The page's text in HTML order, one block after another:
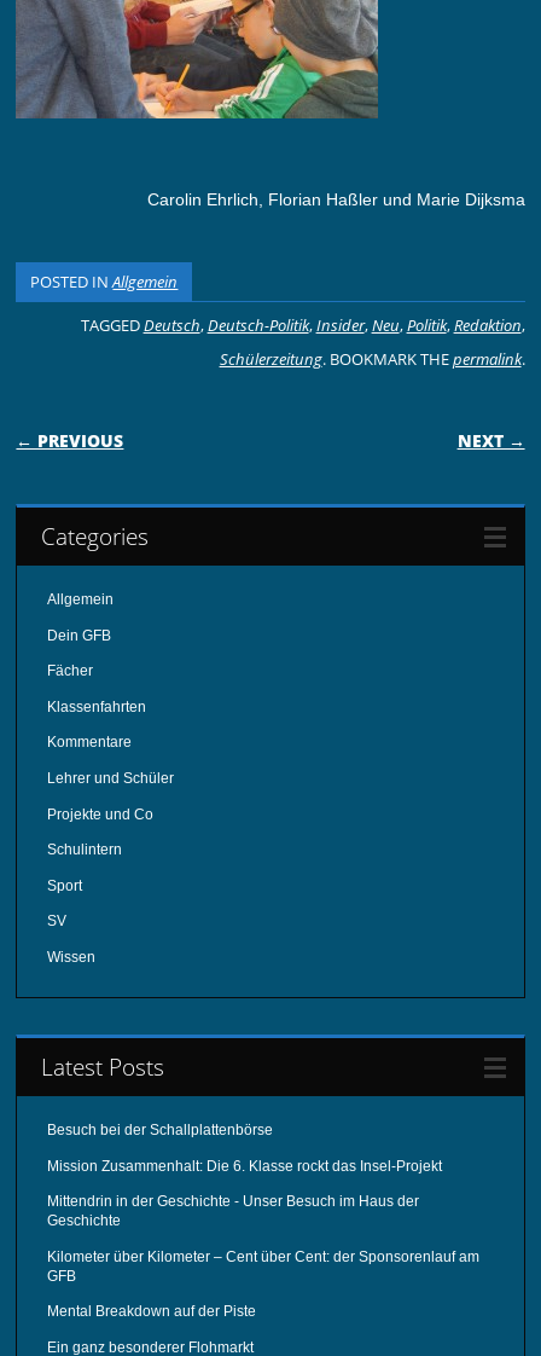
Carolin Ehrlich, Florian Haßler und Marie Dijksma
POSTED INAllgemein
TAGGEDDeutsch,Deutsch-Politik,Insider,Neu,Politik,Redaktion,
Schülerzeitung. BOOKMARK THEpermalink.
POST NAVIGATION
← PREVIOUS NEXT →
Categories
Allgemein
Dein GFB
Fächer
Klassenfahrten
Kommentare
Lehrer und Schüler
Projekte und Co
Schulintern
Sport
SV
Wissen
Latest Posts
Besuch bei der Schallplattenbörse
Mission Zusammenhalt: Die 6. Klasse rockt das Insel-Projekt
Mittendrin in der Geschichte - Unser Besuch im Haus der
Geschichte
Kilometer über Kilometer – Cent über Cent: der Sponsorenlauf am
GFB
Mental Breakdown auf der Piste
Ein ganz besonderer Flohmarkt